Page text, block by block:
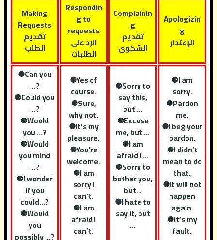
Making
Requests
تقديم
الطلب
Respondin
g to
requests
الرد على
الطلبات
Complainin
g
تقديم
الشكوى
Apologizin
g
الإعتدار
⚈Can you
…?
⚈Could you
…?
⚈Would
you …?
⚈Would
you mind
…?
⚈I wonder
if you
could…?
⚈Would
you
possibly …?
⚈Yes of
course.
⚈Sure,
why not.
⚈It’s my
pleasure.
⚈You’re
welcome.
⚈I am
sorry I
can’t.
⚈I am
afraid I
can’t.
⚈Sorry to
say this,
but …
⚈Excuse
me, but …
⚈I am
afraid I …
⚈Sorry to
bother you,
but…
⚈I hate to
say it, but
…
⚈I am
sorry.
⚈Pardon
me.
⚈I beg your
pardon.
⚈I didn’t
mean to do
that.
⚈It will not
happen
again.
⚈It’s my
fault.